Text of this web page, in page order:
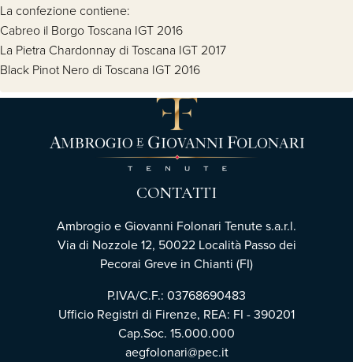
La confezione contiene:
Cabreo il Borgo Toscana IGT 2016
La Pietra Chardonnay di Toscana IGT 2017
Black Pinot Nero di Toscana IGT 2016
CONTATTI
Ambrogio e Giovanni Folonari Tenute s.a.r.l.
Via di Nozzole 12, 50022 Località Passo dei
Pecorai Greve in Chianti (FI)
P.IVA/C.F.: 03768690483
Ufficio Registri di Firenze, REA: FI - 390201
Cap.Soc. 15.000.000
aegfolonari@pec.it